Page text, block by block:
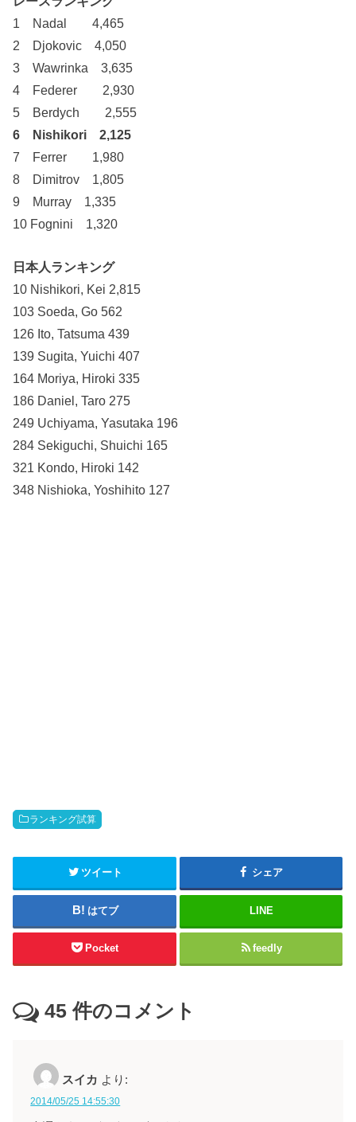
1 Nadal 4,465
2 Djokovic 4,050
3 Wawrinka 3,635
4 Federer 2,930
5 Berdych 2,555
6 Nishikori 2,125
7 Ferrer 1,980
8 Dimitrov 1,805
9 Murray 1,335
10 Fognini 1,320
日本人ランキング
10 Nishikori, Kei 2,815
103 Soeda, Go 562
126 Ito, Tatsuma 439
139 Sugita, Yuichi 407
164 Moriya, Hiroki 335
186 Daniel, Taro 275
249 Uchiyama, Yasutaka 196
284 Sekiguchi, Shuichi 165
321 Kondo, Hiroki 142
348 Nishioka, Yoshihito 127
ランキング試算
ツイート シェア
はてブ LINE
Pocket feedly
45 件のコメント
スイカ より:
2014/05/25 14:55:30